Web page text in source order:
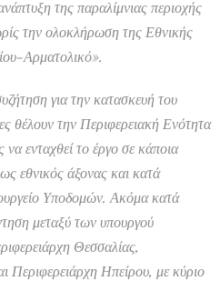
της παραλίμνιας περιοχής
την ολοκλήρωση της Εθνικής
Αρματολικό».
για την κατασκευή του
θέλουν την Περιφερειακή Ενότητα
ενταχθεί το έργο σε κάποια
εθνικός άξονας και κατά
Υποδομών. Ακόμα κατά
μεταξύ των υπουργού
Θεσσαλίας,
Περιφερειάρχη Ηπείρου, με κύριο